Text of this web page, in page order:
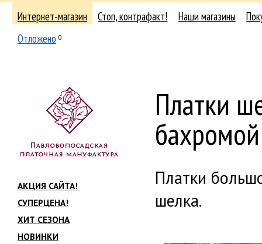
Интернет-магазин Стоп, контрафакт! Наши магазины
Отложено 0
АКЦИЯ САЙТА!
СУПЕРЦЕНА!
ХИТ СЕЗОНА
НОВИНКИ
Платки
Платки
шелка.